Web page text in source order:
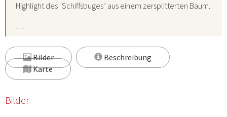
Highlight des "Schiffsbuges" aus einem zersplitterten Baum.
…
Bilder
Beschreibung
Karte
Bilder